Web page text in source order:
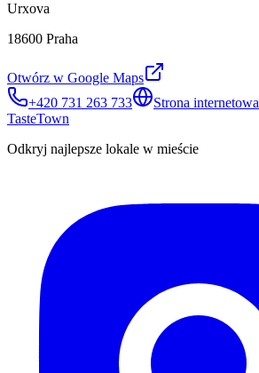
Urxova
18600 Praha
Otwórz w Google Maps
+420 731 263 733
Strona internetowa
TasteTown
Odkryj najlepsze lokale w mieście